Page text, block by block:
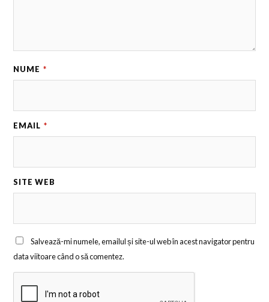
NUME *
EMAIL *
SITE WEB
Salvează-mi numele, emailul și site-ul web în acest navigator pentru
data viitoare când o să comentez.